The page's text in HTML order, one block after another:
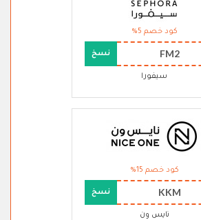
كود خصم 5%
FM2 نسخ
سيفورا
كود خصم 15%
KKM نسخ
نايس ون